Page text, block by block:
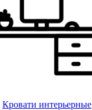
Кровати интерьерные